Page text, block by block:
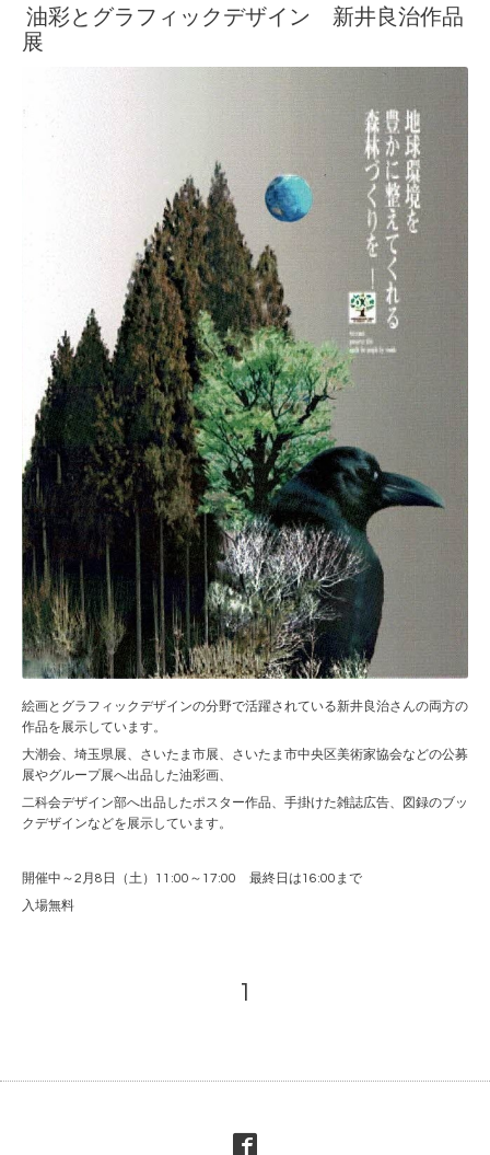
油彩とグラフィックデザイン 新井良治作品
展
絵画とグラフィックデザインの分野で活躍されている新井良治さんの両方の
作品を展示しています。
大潮会、埼玉県展、さいたま市展、さいたま市中央区美術家協会などの公募
展やグループ展へ出品した油彩画、
二科会デザイン部へ出品したポスター作品、手掛けた雑誌広告、図録のブッ
クデザインなどを展示しています。
開催中～2月8日（土）11:00～17:00 最終日は16:00まで
入場無料
1